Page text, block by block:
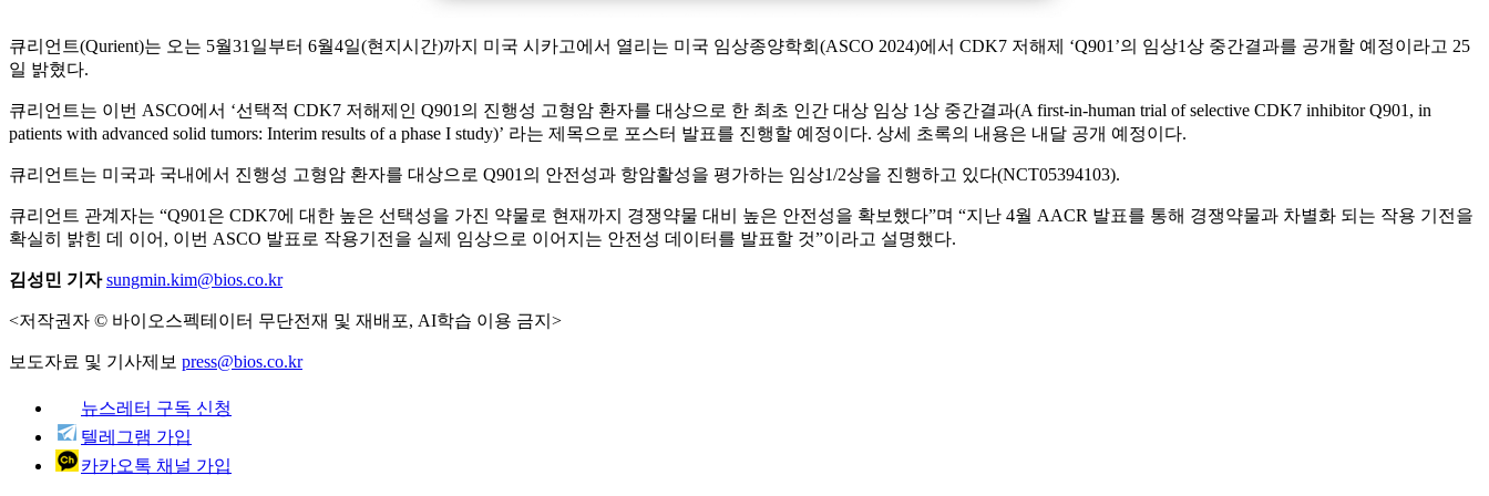
큐리언트(Qurient)는 오는 5월31일부터 6월4일(현지시간)까지 미국 시카고에서 열리는 미국 임상종양학회(ASCO 2024)에서 CDK7 저해제 ‘Q901’의 임상1상 중간결과를 공개할 예정이라고 25
일 밝혔다.
큐리언트는 이번 ASCO에서 ‘선택적 CDK7 저해제인 Q901의 진행성 고형암 환자를 대상으로 한 최초 인간 대상 임상 1상 중간결과(A first-in-human trial of selective CDK7 inhibitor Q901, in
patients with advanced solid tumors: Interim results of a phase I study)’ 라는 제목으로 포스터 발표를 진행할 예정이다. 상세 초록의 내용은 내달 공개 예정이다.
큐리언트는 미국과 국내에서 진행성 고형암 환자를 대상으로 Q901의 안전성과 항암활성을 평가하는 임상1/2상을 진행하고 있다(NCT05394103).
큐리언트 관계자는 “Q901은 CDK7에 대한 높은 선택성을 가진 약물로 현재까지 경쟁약물 대비 높은 안전성을 확보했다”며 “지난 4월 AACR 발표를 통해 경쟁약물과 차별화 되는 작용 기전을
확실히 밝힌 데 이어, 이번 ASCO 발표로 작용기전을 실제 임상으로 이어지는 안전성 데이터를 발표할 것”이라고 설명했다.
김성민 기자 sungmin.kim@bios.co.kr
<저작권자 © 바이오스펙테이터 무단전재 및 재배포, AI학습 이용 금지>
보도자료 및 기사제보 press@bios.co.kr
뉴스레터 구독 신청
텔레그램 가입
카카오톡 채널 가입